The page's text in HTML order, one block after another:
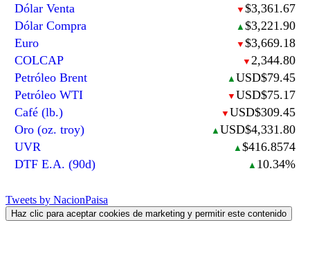
Dólar Venta
▼ $3,361.67
Dólar Compra
▲ $3,221.90
Euro
▼ $3,669.18
COLCAP
▼ 2,344.80
Petróleo Brent
▲ USD$79.45
Petróleo WTI
▼ USD$75.17
Café (lb.)
▼ USD$309.45
Oro (oz. troy)
▲ USD$4,331.80
UVR
▲ $416.8574
DTF E.A. (90d)
▲ 10.34%
Tweets by NacionPaisa
Haz clic para aceptar cookies de marketing y permitir este contenido